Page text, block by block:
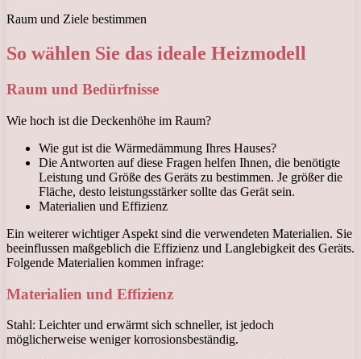
Raum und Ziele bestimmen
So wählen Sie das ideale Heizmodell
Raum und Bedürfnisse
Wie hoch ist die Deckenhöhe im Raum?
Wie gut ist die Wärmedämmung Ihres Hauses?
Die Antworten auf diese Fragen helfen Ihnen, die benötigte
Leistung und Größe des Geräts zu bestimmen. Je größer die
Fläche, desto leistungsstärker sollte das Gerät sein.
Materialien und Effizienz
Ein weiterer wichtiger Aspekt sind die verwendeten Materialien. Sie
beeinflussen maßgeblich die Effizienz und Langlebigkeit des Geräts.
Folgende Materialien kommen infrage:
Materialien und Effizienz
Stahl: Leichter und erwärmt sich schneller, ist jedoch
möglicherweise weniger korrosionsbeständig.